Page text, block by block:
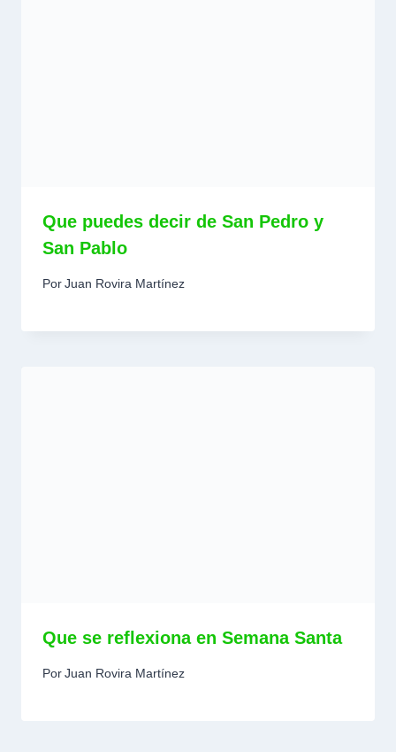
Que puedes decir de San Pedro y
San Pablo
PorJuan Rovira Martínez
Que se reflexiona en Semana Santa
PorJuan Rovira Martínez